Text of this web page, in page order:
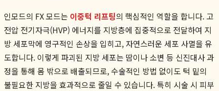
인모드의 FX 모드는 이중턱 리프팅의 핵심적인 역할을 합니다. 고
전압 전기자극(HVP) 에너지를 지방층에 집중적으로 전달하여 지
방 세포막에 영구적인 손상을 입히고, 자연스러운 세포 사멸을 유
도합니다. 이렇게 파괴된 지방 세포는 땀이나 소변 등 신진대사 과
정을 통해 몸 밖으로 배출되므로, 수술적인 방법 없이도 턱 밑의
불필요한 지방을 효과적으로 줄일 수 있습니다. 특히 시술 시 피부